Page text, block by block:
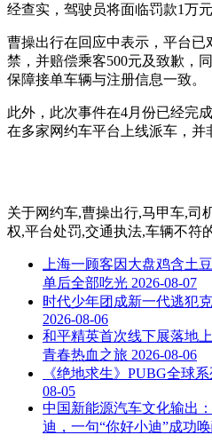
经查实，驾驶员将面临罚款1万
曹操出行在回应中表示，平台
禁，并赔偿乘客500元及致歉，
保障接单车辆与注册信息一致。
此外，此次事件在4月份已经完
在多家网约车平台上线派车，并
关于网约车,曹操出行,马甲车,司
权,平台处罚,交通执法,车辆不符
上海一顾客因大盘鸡含土
单后全部吃光 2026-08-07
时代少年团成新一代逃犯
2026-08-06
和平精英首次线下展落地
青春热血之旅 2026-08-06
《绝地求生》PUBG全球
08-05
中国新能源汽车文化输出
迪，一句“你好小迪”成功